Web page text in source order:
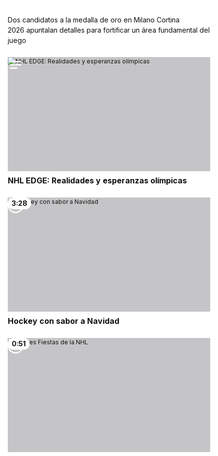
Dos candidatos a la medalla de oro en Milano Cortina
2026 apuntalan detalles para fortificar un área fundamental del
juego
NHL EDGE: Realidades y esperanzas olímpicas
3:28
Hockey con sabor a Navidad
0:51